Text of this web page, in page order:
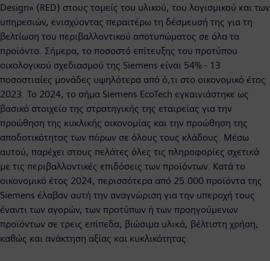
Design» (RED) στους τομείς του υλικού, του λογισμικού και των
υπηρεσιών, ενισχύοντας περαιτέρω τη δέσμευσή της για τη
βελτίωση του περιβαλλοντικού αποτυπώματος σε όλα τα
προϊόντα. Σήμερα, το ποσοστό επίτευξης του προτύπου
οικολογικού σχεδιασμού της Siemens είναι 54% - 13
ποσοστιαίες μονάδες υψηλότερα από ό,τι στο οικονομικό έτος
2023. Το 2024, το σήμα Siemens EcoTech εγκαινιάστηκε ως
βασικό στοιχείο της στρατηγικής της εταιρείας για την
προώθηση της κυκλικής οικονομίας και την προώθηση της
αποδοτικότητας των πόρων σε όλους τους κλάδους. Μέσω
αυτού, παρέχει στους πελάτες όλες τις πληροφορίες σχετικά
με τις περιβαλλοντικές επιδόσεις των προϊόντων. Κατά το
οικονομικό έτος 2024, περισσότερα από 25.000 προϊόντα της
Siemens έλαβαν αυτή την αναγνώριση για την υπεροχή τους
έναντι των αγορών, των προτύπων ή των προηγούμενων
προϊόντων σε τρεις επίπεδα, βιώσιμα υλικά, βέλτιστη χρήση,
καθώς και ανάκτηση αξίας και κυκλικότητας.